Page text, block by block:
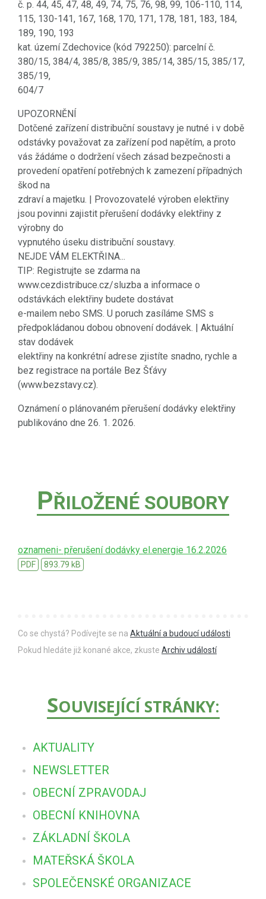
č. p. 44, 45, 47, 48, 49, 74, 75, 76, 98, 99, 106-110, 114,
115, 130-141, 167, 168, 170, 171, 178, 181, 183, 184,
189, 190, 193
kat. území Zdechovice (kód 792250): parcelní č.
380/15, 384/4, 385/8, 385/9, 385/14, 385/15, 385/17,
385/19,
604/7
UPOZORNĚNÍ
Dotčené zařízení distribuční soustavy je nutné i v době
odstávky považovat za zařízení pod napětím, a proto
vás žádáme o dodržení všech zásad bezpečnosti a
provedení opatření potřebných k zamezení případných
škod na
zdraví a majetku. | Provozovatelé výroben elektřiny
jsou povinni zajistit přerušení dodávky elektřiny z
výrobny do
vypnutého úseku distribuční soustavy.
NEJDE VÁM ELEKTŘINA...
TIP: Registrujte se zdarma na
www.cezdistribuce.cz/sluzba a informace o
odstávkách elektřiny budete dostávat
e-mailem nebo SMS. U poruch zasíláme SMS s
předpokládanou dobou obnovení dodávek. | Aktuální
stav dodávek
elektřiny na konkrétní adrese zjistíte snadno, rychle a
bez registrace na portále Bez Šťávy
(www.bezstavy.cz).
Oznámení o plánovaném přerušení dodávky elektřiny
publikováno dne 26. 1. 2026.
PŘILOŽENÉ SOUBORY
oznameni- přerušení dodávky el.energie 16.2.2026
PDF 893.79 kB
Co se chystá? Podívejte se na Aktuální a budoucí události
Pokud hledáte již konané akce, zkuste Archiv událostí
SOUVISEJÍCÍ STRÁNKY:
AKTUALITY
NEWSLETTER
OBECNÍ ZPRAVODAJ
OBECNÍ KNIHOVNA
ZÁKLADNÍ ŠKOLA
MATEŘSKÁ ŠKOLA
SPOLEČENSKÉ ORGANIZACE